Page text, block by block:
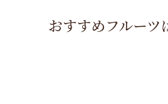
おすすめフルーツ